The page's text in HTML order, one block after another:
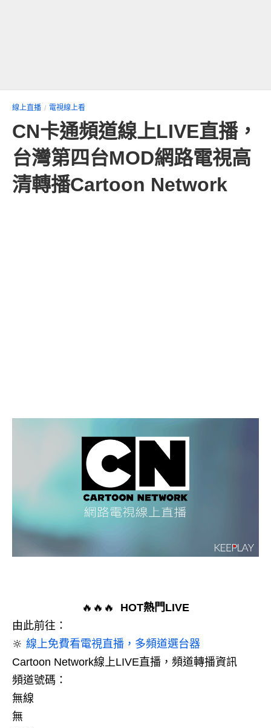
線上直播 電視線上看
CN卡通頻道線上LIVE直播，
台灣第四台MOD網路電視高
清轉播Cartoon Network
🔥🔥🔥
HOT熱門LIVE
由此前往：
🔆 線上免費看電視直播，多頻道選台器
Cartoon Network線上LIVE直播，頻道轉播資訊
頻道號碼：
無線
無